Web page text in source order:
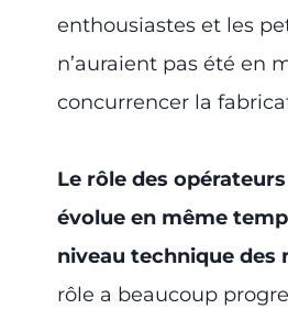
enthousiastes et les
n’auraient pas été en
concurrencer la
Le rôle des
évolue en même
niveau technique des
rôle a beaucoup